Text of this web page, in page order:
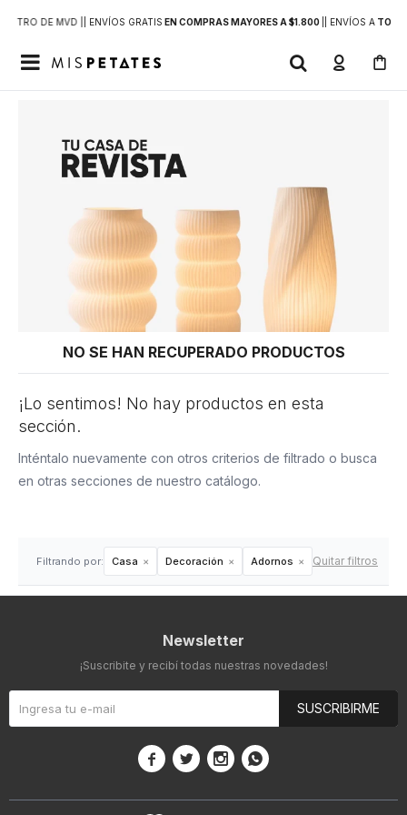
DE MVD | | ENVÍOS GRATIS EN COMPRAS MAYORES A $1.800 | ENVÍOS ATODO

NO SE HAN RECUPERADO PRODUCTOS
¡Lo sentimos! No hay productos en esta
sección.
Inténtalo nuevamente con otros criterios de filtrado o busca
en otras secciones de nuestro catálogo.
Filtrando por: Casa Decoración Adornos Quitar filtros
Newsletter
¡Suscribite y recibí todas nuestras novedades!
SUSCRIBIRME
   